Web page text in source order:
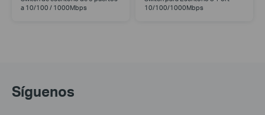
a 10/100 / 1000Mbps
10/100/1000Mbps
Síguenos